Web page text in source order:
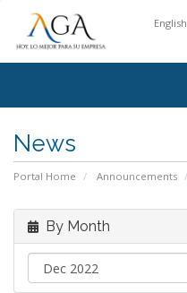
English
News
Portal Home Announcements
By Month